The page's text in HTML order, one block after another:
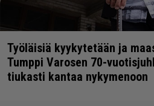
Työläisiä kyykytetään ja
Tumppi Varosen 70-
tiukasti kantaa nykymenoon